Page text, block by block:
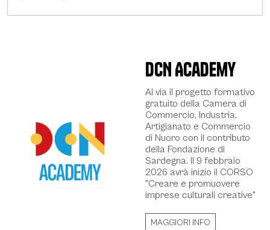
DCN Academy
Al via il progetto formativo
gratuito della Camera di
Commercio, Industria,
Artigianato e Commercio
di Nuoro con il contributo
della Fondazione di
Sardegna. Il 9 febbraio
2026 avrà inizio il CORSO
"Creare e promuovere
imprese culturali creative"
MAGGIORI INFO